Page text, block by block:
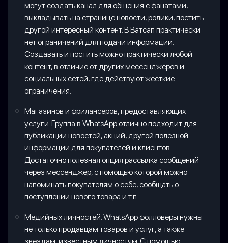
могут создать канал для общения с фанатами,
выкладывать на странице новости, ролики, постить
другой интересный контент. В Ватсап практически
нет ограничений для подачи информации.
Создавать и постить можно практически любой
контент, в отличие от других мессенджеров и
социальных сетей, где действуют жесткие
ограничения.
Магазинов и фрилансеров, предоставляющих
услуги. Группа в WhatsApp отлично подходит для
публикации новостей, акций, другой полезной
информации для покупателей и клиентов.
Достаточно полезная опция рассылка сообщений
через мессенджер, с помощью которой можно
напоминать покупателям о себе, сообщать о
поступлении нового товара и т.п.
Медийных личностей. WhatsApp фолловеры нужны
не только продавцам товаров и услуг, а также